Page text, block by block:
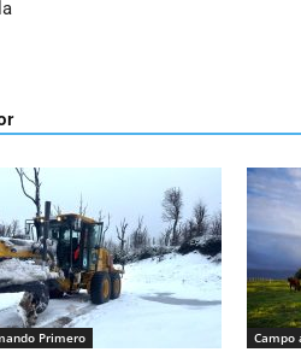
Primero Campo